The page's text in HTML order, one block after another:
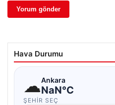
Hava Durumu
☁Ankara
NaN°C
ŞEHIR SEÇ